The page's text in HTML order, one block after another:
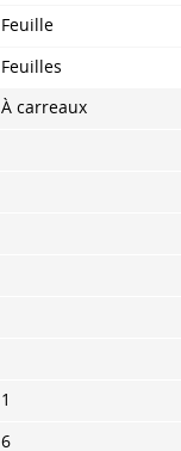
Feuille
Feuilles
À carreaux
1
6